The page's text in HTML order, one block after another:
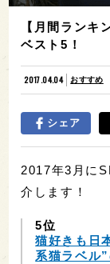
【月間ランキ
ベスト5！
2017.04.04 おすすめ
シェア
2017年3月に
介します！
5位
猫好きも日
系猫ラベル